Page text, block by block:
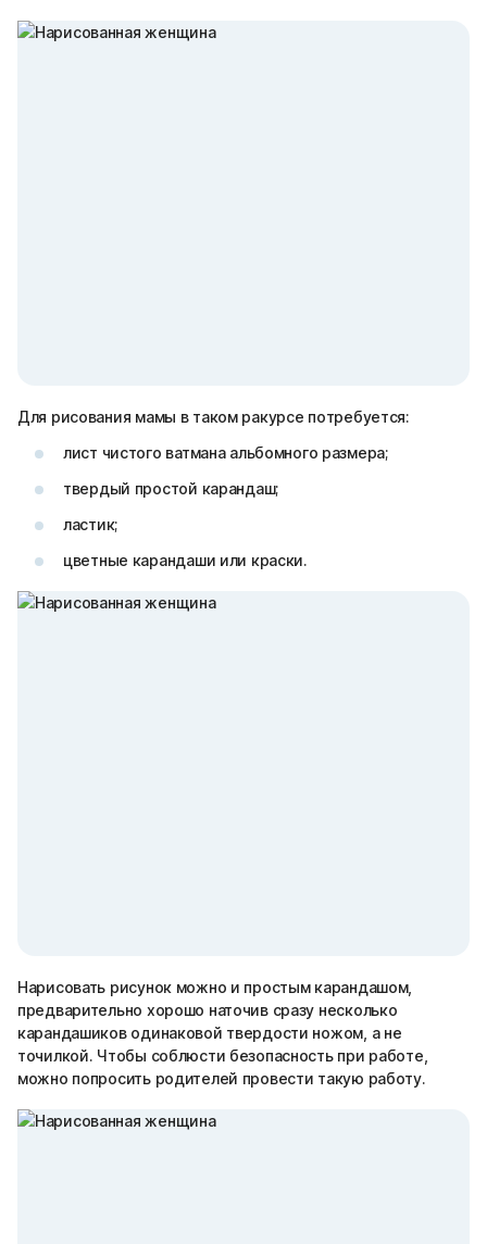
Для рисования мамы в таком ракурсе потребуется:
лист чистого ватмана альбомного размера;
твердый простой карандаш;
ластик;
цветные карандаши или краски.
Нарисовать рисунок можно и простым карандашом,
предварительно хорошо наточив сразу несколько
карандашиков одинаковой твердости ножом, а не
точилкой. Чтобы соблюсти безопасность при работе,
можно попросить родителей провести такую работу.